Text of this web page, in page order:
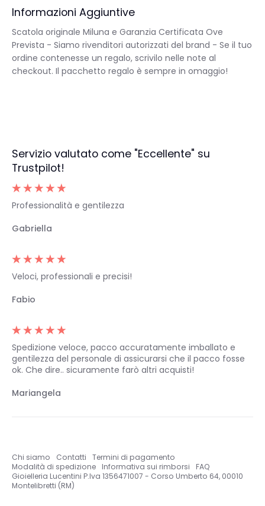
Informazioni Aggiuntive
Scatola originale Miluna e Garanzia Certificata Ove
Prevista - Siamo rivenditori autorizzati del brand - Se il tuo
ordine contenesse un regalo, scrivilo nelle note al
checkout. Il pacchetto regalo è sempre in omaggio!
Servizio valutato come "Eccellente" su
Trustpilot!
Professionalità e gentilezza
Gabriella
Veloci, professionali e precisi!
Fabio
Spedizione veloce, pacco accuratamente imballato e
gentilezza del personale di assicurarsi che il pacco fosse
ok. Che dire.. sicuramente farò altri acquisti!
Mariangela
Chi siamo Contatti
Termini di pagamento
Modalità di spedizione
Informativa sui rimborsi
FAQ
Gioielleria Lucentini P.Iva 1356471007 - Corso Umberto 64, 00010
Montelibretti (RM)